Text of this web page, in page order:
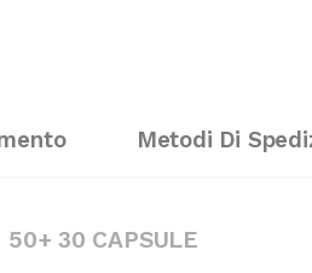
Metodi Di
50+ 30 CAPSULE